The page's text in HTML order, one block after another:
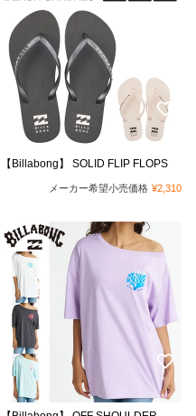
【Billabong】 SOLID FLIP FLOPS
メーカー希望小売価格 ¥2,310